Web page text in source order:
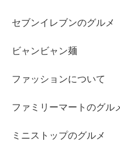
セブンイレブンのグルメ
ビャンビャン麺
ファッションについて
ファミリーマートのグル
ミニストップのグルメ